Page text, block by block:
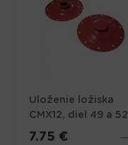
Uloženie ložiska
CMX12, diel 49 a 52
7.75 €